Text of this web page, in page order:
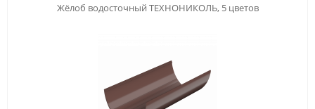
Жёлоб водосточный ТЕХНОНИКОЛЬ, 5 цветов